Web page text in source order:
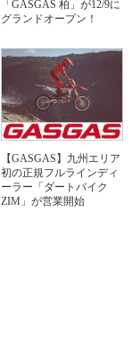
「GASGAS 柏」が12/9に
グランドオープン！
【GASGAS】九州エリア
初の正規フルラインディ
ーラー「ダートバイク
ZIM」が営業開始